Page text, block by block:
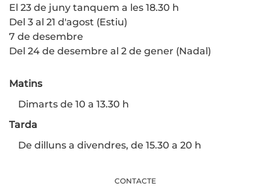
El 23 de juny tanquem a les 18.30 h
Del 3 al 21 d'agost (Estiu)
7 de desembre
Del 24 de desembre al 2 de gener (Nadal)
Matins
Dimarts de 10 a 13.30 h
Tarda
De dilluns a divendres, de 15.30 a 20 h
CONTACTE